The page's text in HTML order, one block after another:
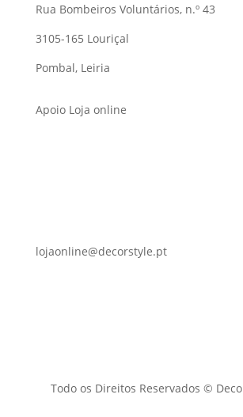
Rua Bombeiros Voluntários, n.º 43
3105-165 Louriçal
Pombal, Leiria
Apoio Loja online
lojaonline@decorstyle.pt
Todo os Direitos Reservados ©